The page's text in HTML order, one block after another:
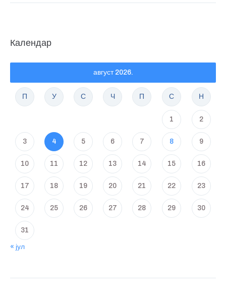
Календар
август 2026.
П У С Ч П С Н
1 2
3 4 5 6 7 8 9
10 11 12 13 14 15 16
17 18 19 20 21 22 23
24 25 26 27 28 29 30
31
« јул